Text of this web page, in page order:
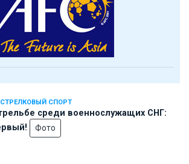
СТРЕЛКОВЫЙ СПОРТ
среди военнослужащих СНГ:
Фото